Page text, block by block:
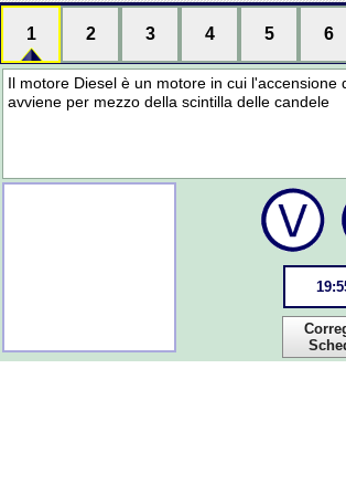
1 2 3 4 5 6
Il motore Diesel è un motore in cui l'accensione
avviene per mezzo della scintilla delle candele
19: